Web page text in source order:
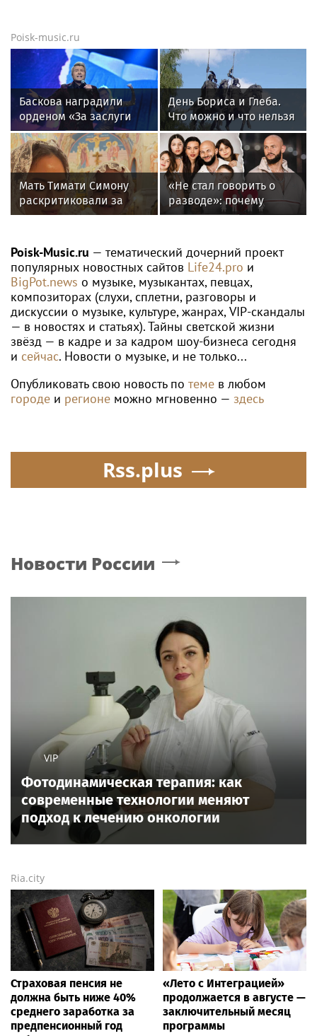
Poisk-music.ru
Баскова наградили
орденом «За заслуги
перед отечеством»
IV степени
День Бориса и Глеба.
Что можно и что нельзя
делать 6 августа 2026
года
Мать Тимати Симону
раскритиковали за
неудачные фото
Валентины
«Не стал говорить о
разводе»: почему
Джиган после
неожиданно сделал
главным своих детей
Poisk-Music.ru — тематический дочерний проект
популярных новостных сайтов Life24.pro и
BigPot.news о музыке, музыкантах, певцах,
композиторах (слухи, сплетни, разговоры и
дискуссии о музыке, культуре, жанрах, VIP-скандалы
— в новостях и статьях). Тайны светской жизни
звёзд — в кадре и за кадром шоу-бизнеса сегодня
и сейчас. Новости о музыке, и не только...
Опубликовать свою новость по теме в любом
городе и регионе можно мгновенно — здесь
Rss.plus
Новости России
VIP
Фотодинамическая терапия: как
современные технологии меняют
подход к лечению онкологии
Ria.city
Страховая пенсия не
должна быть ниже 40%
среднего заработка за
предпенсионный год
«Лето с Интеграцией»
продолжается в августе —
заключительный месяц
программы